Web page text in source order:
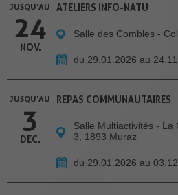
JUSQU'AU
24
NOV.
ATELIERS INFO-NATU
Salle des Combles -
du 29.01.2026 au
JUSQU'AU
3
DEC.
REPAS COMMUNAUTAIRES
Salle Multiactivités - La
3, 1893 Muraz
du 29.01.2026 au